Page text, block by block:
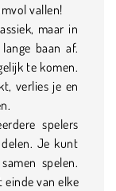
vallen!
maar in
baan af.
te komen.
verlies je en
spelers
Je kunt
spelen.
einde van elke